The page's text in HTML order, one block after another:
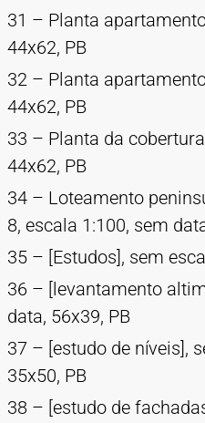
31 – Planta
44x62, PB
32 – Planta
44x62, PB
33 – Planta da
44x62, PB
34 – Loteamento
8, escala 1:100, sem
35 – [Estudos], sem
36 – [levantamento
data, 56x39, PB
37 – [estudo de níveis],
35x50, PB
38 – [estudo de